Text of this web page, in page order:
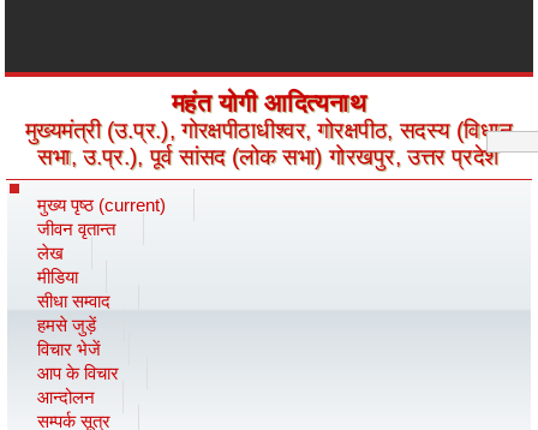
महंत योगी आदित्यनाथ
मुख्यमंत्री (उ.प्र.), गोरक्षपीठाधीश्वर, गोरक्षपीठ, सदस्य (विधान
सभा, उ.प्र.), पूर्व सांसद (लोक सभा) गोरखपुर, उत्तर प्रदेश
मुख्य पृष्ठ (current)
जीवन वृतान्त
लेख
मीडिया
सीधा सम्वाद
हमसे जुड़ें
विचार भेजें
आप के विचार
आन्दोलन
सम्पर्क सूत्र